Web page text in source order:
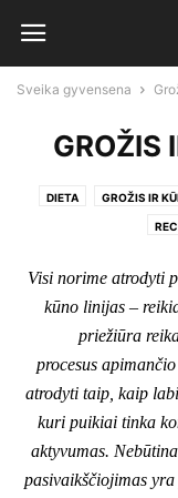
Sveika gyvensena
GROŽIS
DIETA GROŽIS IR
Visi norime atrodyti
kūno linijas –
priežiūra
procesus
atrodyti taip, kaip
kuri puikiai tinka
aktyvumas.
pasivaikščiojimas